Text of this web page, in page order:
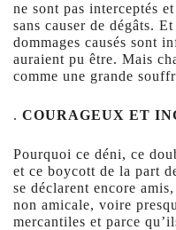
ne sont pas interceptés
sans causer de dégâts.
dommages causés sont
auraient pu être. Mais
comme une grande
. COURAGEUX ET
Pourquoi ce déni, ce
et ce boycott de la part
se déclarent encore
non amicale, voire
mercantiles et parce